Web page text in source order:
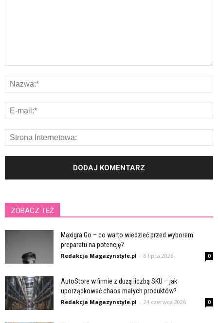
ZOBACZ TEŻ
Maxigra Go – co warto wiedzieć przed wyborem
preparatu na potencję?
Redakcja Magazynstyle.pl - 8 lipca 2026 0
AutoStore w firmie z dużą liczbą SKU – jak
uporządkować chaos małych produktów?
Redakcja Magazynstyle.pl - 24 czerwca 2026 0